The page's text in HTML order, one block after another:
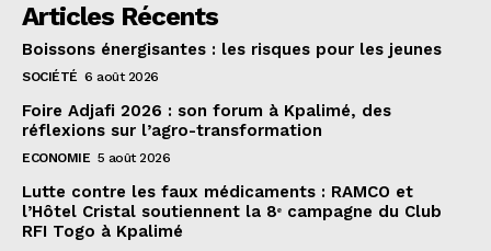
Articles Récents
Boissons énergisantes : les risques pour les jeunes
SOCIÉTÉ 6 août 2026
Foire Adjafi 2026 : son forum à Kpalimé, des
réflexions sur l’agro-transformation
ECONOMIE 5 août 2026
Lutte contre les faux médicaments : RAMCO et
l’Hôtel Cristal soutiennent la 8ᵉ campagne du Club
RFI Togo à Kpalimé